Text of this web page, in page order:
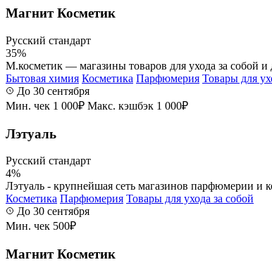
Магнит Косметик
Русский стандарт
35%
М.косметик — магазины товаров для ухода за собой
Бытовая химия Косметика Парфюмерия Товары для
До 30 сентября
Мин. чек 1 000₽ Макс. кэшбэк 1 000₽
Лэтуаль
Русский стандарт
4%
Лэтуаль - крупнейшая сеть магазинов парфюмерии и
Косметика Парфюмерия Товары для ухода за собой
До 30 сентября
Мин. чек 500₽
Магнит Косметик